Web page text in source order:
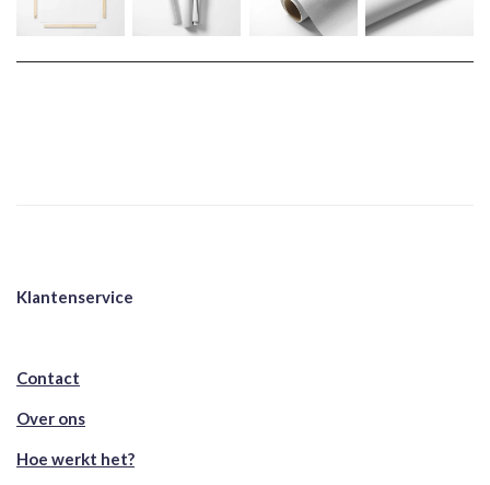
Klantenservice
Contact
Over ons
Hoe werkt het?